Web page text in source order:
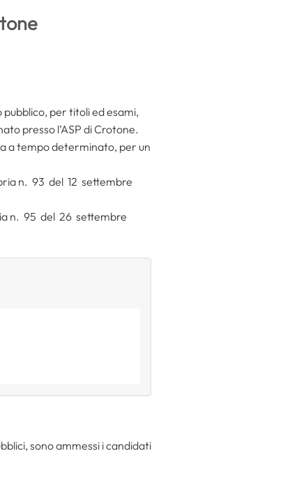
per titoli ed esami,
presso l’ASP di Crotone.
a tempo determinato, per un
n. 93 del 12 settembre
n. 95 del 26 settembre
sono ammessi i candidati